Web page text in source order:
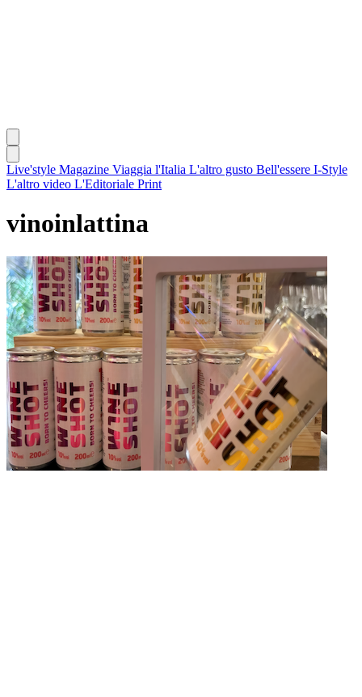
Live'style Magazine Viaggia l'Italia L'altro gusto Bell'essere I-Style
L'altro video L'Editoriale Print
vinoinlattina